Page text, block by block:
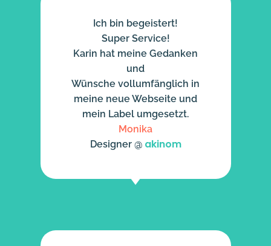
Ich bin begeistert!
Super Service!
Karin hat meine Gedanken
und
Wünsche vollumfänglich in
meine neue Webseite und
mein Label umgesetzt.
Monika
Designer @ akinom